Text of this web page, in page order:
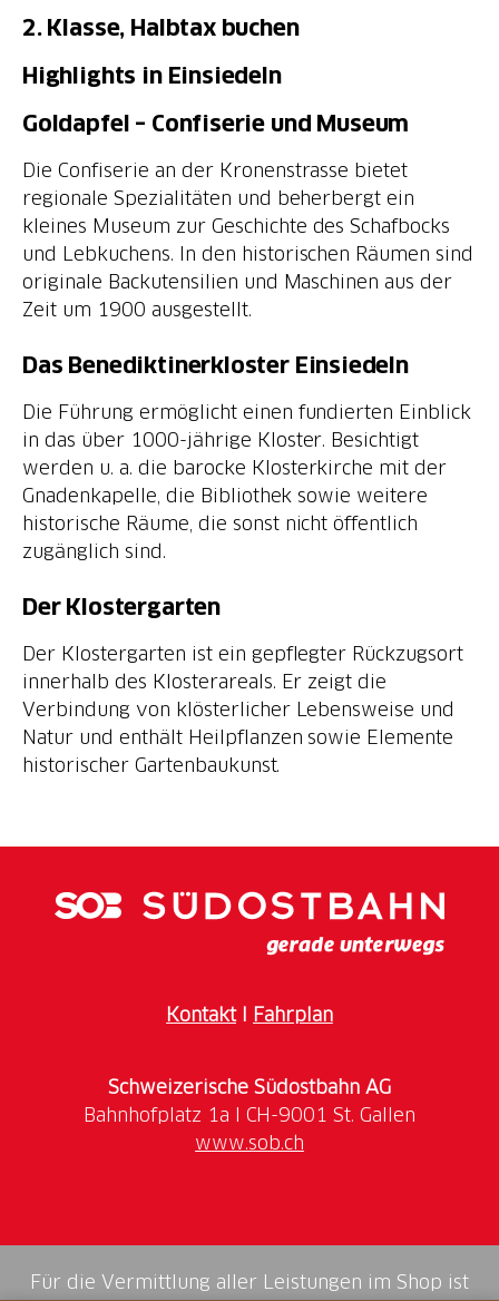
2. Klasse, Halbtax buchen
Highlights in Einsiedeln
Goldapfel – Confiserie und Museum
Die Confiserie an der Kronenstrasse bietet
regionale Spezialitäten und beherbergt ein
kleines Museum zur Geschichte des Schafbocks
und Lebkuchens. In den historischen Räumen sind
originale Backutensilien und Maschinen aus der
Zeit um 1900 ausgestellt.
Das Benediktinerkloster Einsiedeln
Die Führung ermöglicht einen fundierten Einblick
in das über 1000-jährige Kloster. Besichtigt
werden u. a. die barocke Klosterkirche mit der
Gnadenkapelle, die Bibliothek sowie weitere
historische Räume, die sonst nicht öffentlich
zugänglich sind.
Der Klostergarten
Der Klostergarten ist ein gepflegter Rückzugsort
innerhalb des Klosterareals. Er zeigt die
Verbindung von klösterlicher Lebensweise und
Natur und enthält Heilpflanzen sowie Elemente
historischer Gartenbaukunst.
KontaktI Fahrplan
Schweizerische Südostbahn AG
www.sob.ch
Für die Vermittlung aller Leistungen im Shop ist